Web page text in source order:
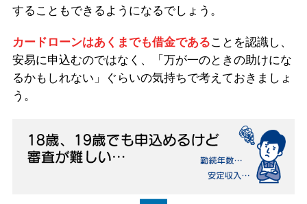
することもできるようになるでしょう。
カードローンはあくまでも借金であることを認識し、
安易に申込むのではなく、「万が一のときの助けにな
るかもしれない」ぐらいの気持ちで考えておきましょ
う。